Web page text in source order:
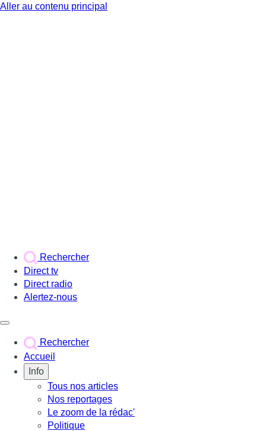
Aller au contenu principal
Rechercher
Direct tv
Direct radio
Alertez-nous
Rechercher
Accueil
Info
Tous nos articles
Nos reportages
Le zoom de la rédac'
Politique